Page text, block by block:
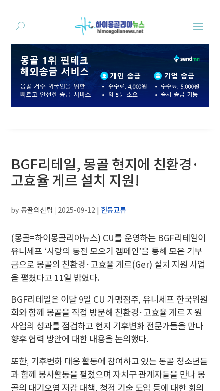
BGF리테일, 몽골 현지에 친환경·
고효율 게르 설치 지원!
by몽골외신팀 | 2025-09-12 |한몽교류
(몽골=하이몽골리아뉴스) CU를 운영하는 BGF리테일이
유니세프 ‘사랑의 동전 모으기 캠페인’을 통해 모은 기부
금으로 몽골의 친환경·고효율 게르(Ger) 설치 지원 사업
을 펼쳤다고 11일 밝혔다.
BGF리테일은 이달 9일 CU 가맹점주, 유니세프 한국위원
회와 함께 몽골을 직접 방문해 친환경·고효율 게르 지원
사업의 성과를 점검하고 현지 기후변화 전문가들을 만나
향후 협력 방안에 대한 내용을 논의했다.
또한, 기후변화 대응 활동에 참여하고 있는 몽골 청소년들
과 함께 봉사활동을 펼쳤으며 자치구 관계자들을 만나 몽
골의 대기오염 저감 대책, 청정 기술 도입 등에 대한 회의